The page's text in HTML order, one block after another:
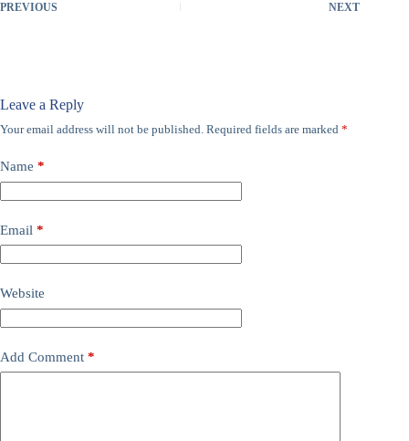
PREVIOUS NEXT
Leave a Reply
Your email address will not be published. Required fields are marked *
Name *
Email *
Website
Add Comment *